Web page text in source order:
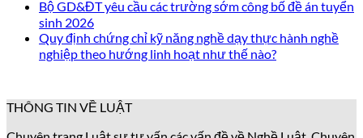
Bộ GD&ĐT yêu cầu các trường sớm công bố đề án tuyển
sinh 2026
Quy định chứng chỉ kỹ năng nghề dạy thực hành nghề
nghiệp theo hướng linh hoạt như thế nào?
THÔNG TIN VỀ LUẬT